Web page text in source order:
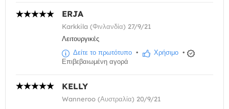
ERJA
Karkkila (Φινλανδία) 27/9/21
Λειτουργικές
Δείτε το πρωτότυπο • Χρήσιμο •
Επιβεβαιωμένη αγορά
KELLY
Wanneroo (Αυστραλία) 20/9/21